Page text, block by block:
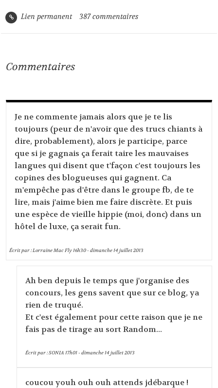
Lien permanent 387 commentaires
Commentaires
Je ne commente jamais alors que je te lis
toujours (peur de n'avoir que des trucs chiants à
dire, probablement), alors je participe, parce
que si je gagnais ça ferait taire les mauvaises
langues qui disent que t'façon c'est toujours les
copines des blogueuses qui gagnent. Ca
m'empêche pas d'être dans le groupe fb, de te
lire, mais j'aime bien me faire discrète. Et puis
une espèce de vieille hippie (moi, donc) dans un
hôtel de luxe, ça serait fun.
Écrit par :Lorraine Mac Fly16h30-dimanche 14juillet 2013
Ah ben depuis le temps que j'organise des
concours, les gens savent que sur ce blog, ya
rien de truqué.
Et c'est également pour cette raison que je ne
fais pas de tirage au sort Random...
Écrit par :SONIA 17h01- dimanche 14juillet 2013
coucou youh ouh ouh attends jdébarque !